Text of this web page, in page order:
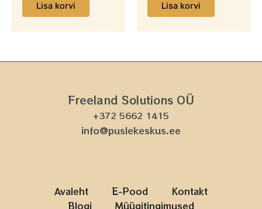
Lisa korvi Lisa korvi
Freeland Solutions OÜ
+372 5662 1415
info@puslekeskus.ee
Avaleht E-Pood
Kontakt
Blogi
Müügitingimused